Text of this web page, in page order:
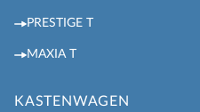
PRESTIGE T
MAXIA T
KASTENWAGEN